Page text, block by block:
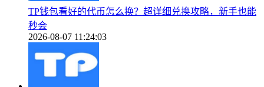
TP钱包看好的代币怎么换？超详细兑换攻略，新手也能
秒会
2026-08-07 11:24:03